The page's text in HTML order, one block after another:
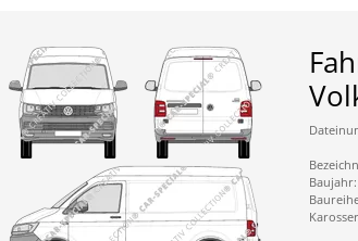
Baujahr: